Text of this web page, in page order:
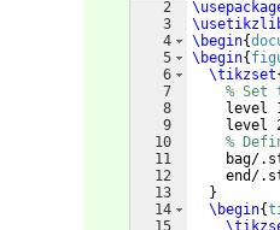
2
3
4
5
6
7
8
9
10
11
12
13
14
\begin{
\begin{
\tikzset
%
level
level
%
bag/
end/
}
\begin{